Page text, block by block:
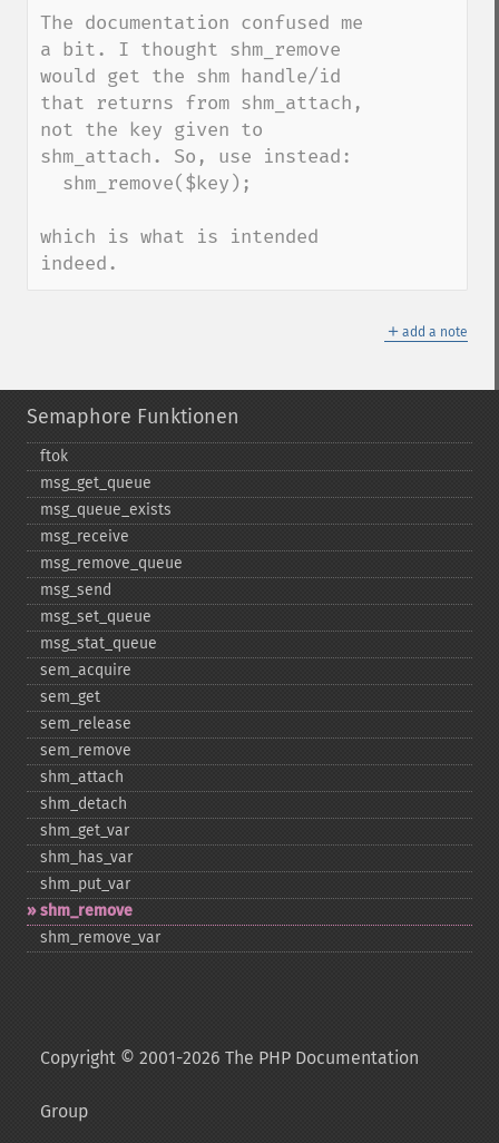
The documentation confused me
a bit. I thought shm_remove
would get the shm handle/id
that returns from shm_attach,
not the key given to
shm_attach. So, use instead:
which is what is intended
indeed.
＋ add a note
Semaphore Funktionen
ftok
msg_​get_​queue
msg_​queue_​exists
msg_​receive
msg_​remove_​queue
msg_​send
msg_​set_​queue
msg_​stat_​queue
sem_​acquire
sem_​get
sem_​release
sem_​remove
shm_​attach
shm_​detach
shm_​get_​var
shm_​has_​var
shm_​put_​var
shm_​remove
shm_​remove_​var
Copyright © 2001-2026 The PHP Documentation
Group